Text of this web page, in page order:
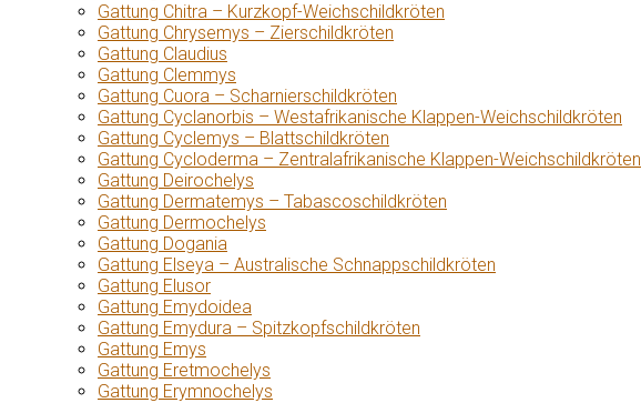
Gattung Chitra – Kurzkopf-Weichschildkröten
Gattung Chrysemys – Zierschildkröten
Gattung Claudius
Gattung Clemmys
Gattung Cuora – Scharnierschildkröten
Gattung Cyclanorbis – Westafrikanische Klappen-Weichschildkröten
Gattung Cyclemys – Blattschildkröten
Gattung Cycloderma – Zentralafrikanische Klappen-Weichschildkröten
Gattung Deirochelys
Gattung Dermatemys – Tabascoschildkröten
Gattung Dermochelys
Gattung Dogania
Gattung Elseya – Australische Schnappschildkröten
Gattung Elusor
Gattung Emydoidea
Gattung Emydura – Spitzkopfschildkröten
Gattung Emys
Gattung Eretmochelys
Gattung Erymnochelys